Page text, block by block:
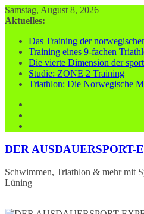
Zum
Inhalt
Samstag, August 8, 2026
Aktuelles:
Das Training der
Training eines 9-fachen
Die vierte Dimension der
Studie: ZONE 2 Training
Triathlon: Die Norwegische
DER AUSDAUERSPORT-
Schwimmen, Triathlon & mehr mit
Lüning